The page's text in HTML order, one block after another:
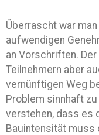
Überrascht war
aufwendigen
an Vorschriften.
Teilnehmern aber
vernünftigen Weg
Problem sinnhaft
verstehen, dass es
Bauintensität muss